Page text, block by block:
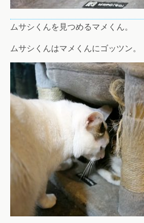
ムサシくんを見つめるマメくん。
ムサシくんはマメくんにゴッツン。